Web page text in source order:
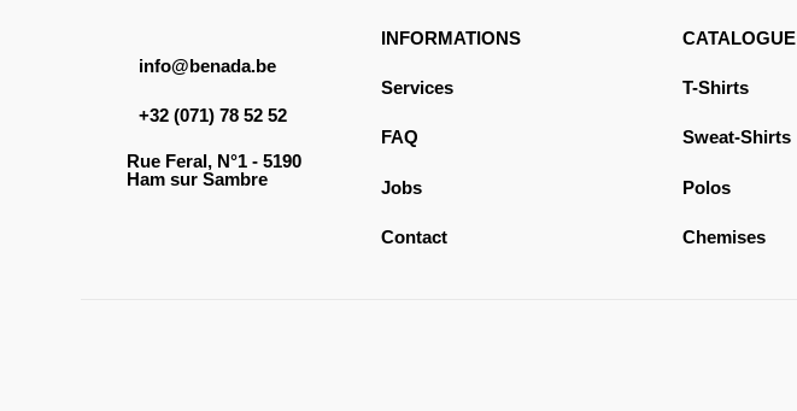
info@benada.be
+32 (071) 78 52 52
Rue Feral, N°1 - 5190
Ham sur Sambre
INFORMATIONS
Services
FAQ
Jobs
Contact
CATALOGUE
T-Shirts
Sweat-Shirts
Polos
Chemises